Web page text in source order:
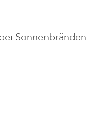
Sonnenbränden